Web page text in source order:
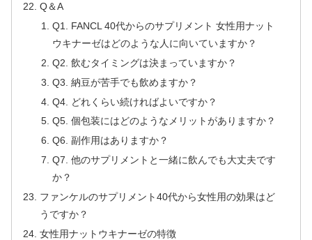
Q＆A
Q1. FANCL 40代からのサプリメント 女性用ナット
ウキナーゼはどのような人に向いていますか？
Q2. 飲むタイミングは決まっていますか？
Q3. 納豆が苦手でも飲めますか？
Q4. どれくらい続ければよいですか？
Q5. 個包装にはどのようなメリットがありますか？
Q6. 副作用はありますか？
Q7. 他のサプリメントと一緒に飲んでも大丈夫です
か？
ファンケルのサプリメント40代から女性用の効果はど
うですか？
女性用ナットウキナーゼの特徴